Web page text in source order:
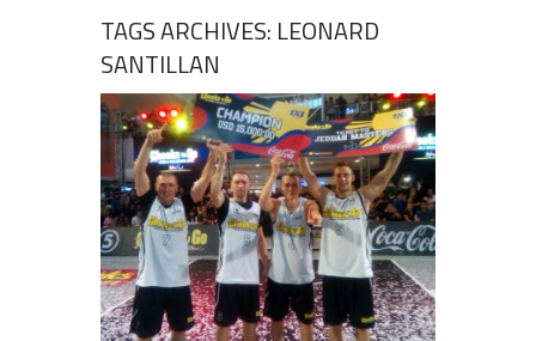
TAGS ARCHIVES: LEONARD
SANTILLAN